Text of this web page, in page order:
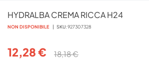
HYDRALBA CREMA RICCA H24
NON DISPONIBILE SKU 927307328
12,28 € 18,18 €
all'inizio
della
immagini